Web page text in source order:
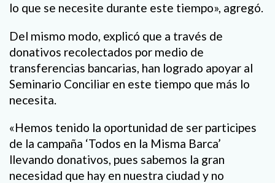
lo que se necesite durante este tiempo», agregó.
Del mismo modo, explicó que a través de
donativos recolectados por medio de
transferencias bancarias, han logrado apoyar al
Seminario Conciliar en este tiempo que más lo
necesita.
«Hemos tenido la oportunidad de ser participes
de la campaña ‘Todos en la Misma Barca’
llevando donativos, pues sabemos la gran
necesidad que hay en nuestra ciudad y no